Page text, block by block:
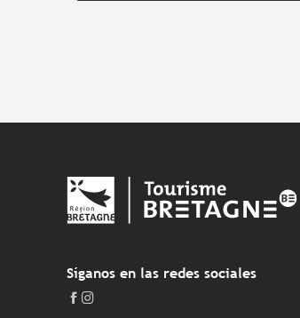
Síganos en las redes sociales